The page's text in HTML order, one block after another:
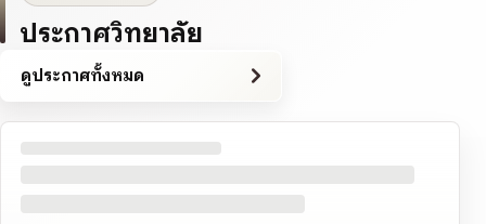
ประกาศวิทยาลัย
ดูประกาศทั้งหมด